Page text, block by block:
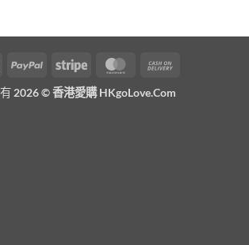
Visa PayPal Stripe MasterCard
2026 ©香港愛購 HKgoLove.Com